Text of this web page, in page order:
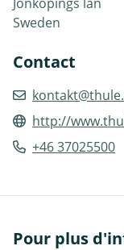
Sweden
Contact
http://
+46 37025500
Pour plus